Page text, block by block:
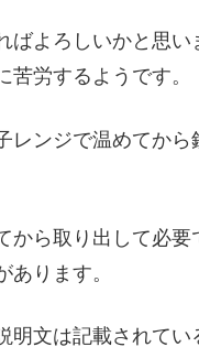
よろしいかと思い
労するようです。
レンジで温めてから
から取り出して必
ります。
明文は記載されて